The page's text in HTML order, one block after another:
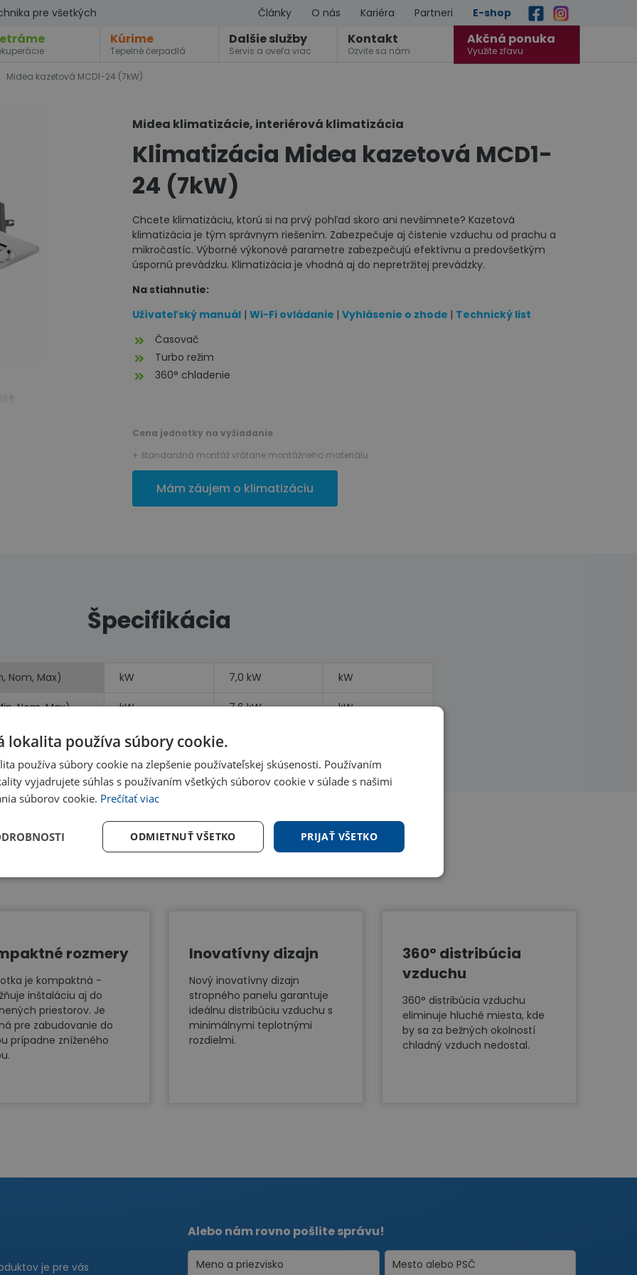
pre všetkých Články O nás Kariéra Partneri E-shop
Kúrime
Tepelné čerpadlá
Dalšie služby
Servis a oveľa viac
Kontakt
Ozvite sa nám
Akčná ponuka
Využite zľavu
Midea kazetová MCD1-24 (7kW)
Midea klimatizácie, interiérová klimatizácia
Klimatizácia Midea kazetová MCD1-
24 (7kW)
Chcete klimatizáciu, ktorú si na prvý pohľad skoro ani nevšimnete? Kazetová
klimatizácia je tým správnym riešením. Zabezpečuje aj čistenie vzduchu od prachu a
mikročastíc. Výborné výkonové parametre zabezpečujú efektívnu a predovšetkým
úspornú prevádzku. Klimatizácia je vhodná aj do nepretržitej prevádzky.
Na stiahnutie:
Užívateľský manuál |Wi-Fi ovládanie |Vyhlásenie o zhode | Technický list
Časovač
Turbo režim
360° chladenie
Cena jednotky na vyžiadanie
+ štandardná montáž vrátane montážneho materiálu.
Mám záujem o klimatizáciu
Špecifikácia
Nom, Max) kW 7,0 kW kW
Nom, Max) kW 7,6 kW kW
kW
Benefity
rozmery
je kompaktná -
inštaláciu aj do
priestorov. Je
pre zabudovanie do
prípadne zníženého
Inovatívny dizajn
Nový inovatívny dizajn
stropného panelu garantuje
ideálnu distribúciu vzduchu s
minimálnymi teplotnými
rozdielmi.
360° distribúcia
vzduchu
360° distribúcia vzduchu
eliminuje hluché miesta, kde
by sa za bežných okolností
chladný vzduch nedostal.
je pre vás
Alebo nám rovno pošlite správu!
lokalita používa súbory cookie.
používa súbory cookie na zlepšenie používateľskej skúsenosti. Používaním
vyjadrujete súhlas s používaním všetkých súborov cookie v súlade s našimi
súborov cookie. Prečítať viac
PRIJAŤ VŠETKO
ODMIETNUŤ VŠETKO